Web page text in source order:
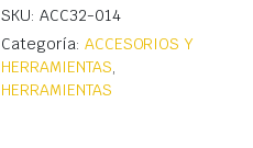
SKU: ACC32-014
Categoría: ACCESORIOS Y
HERRAMIENTAS,
HERRAMIENTAS